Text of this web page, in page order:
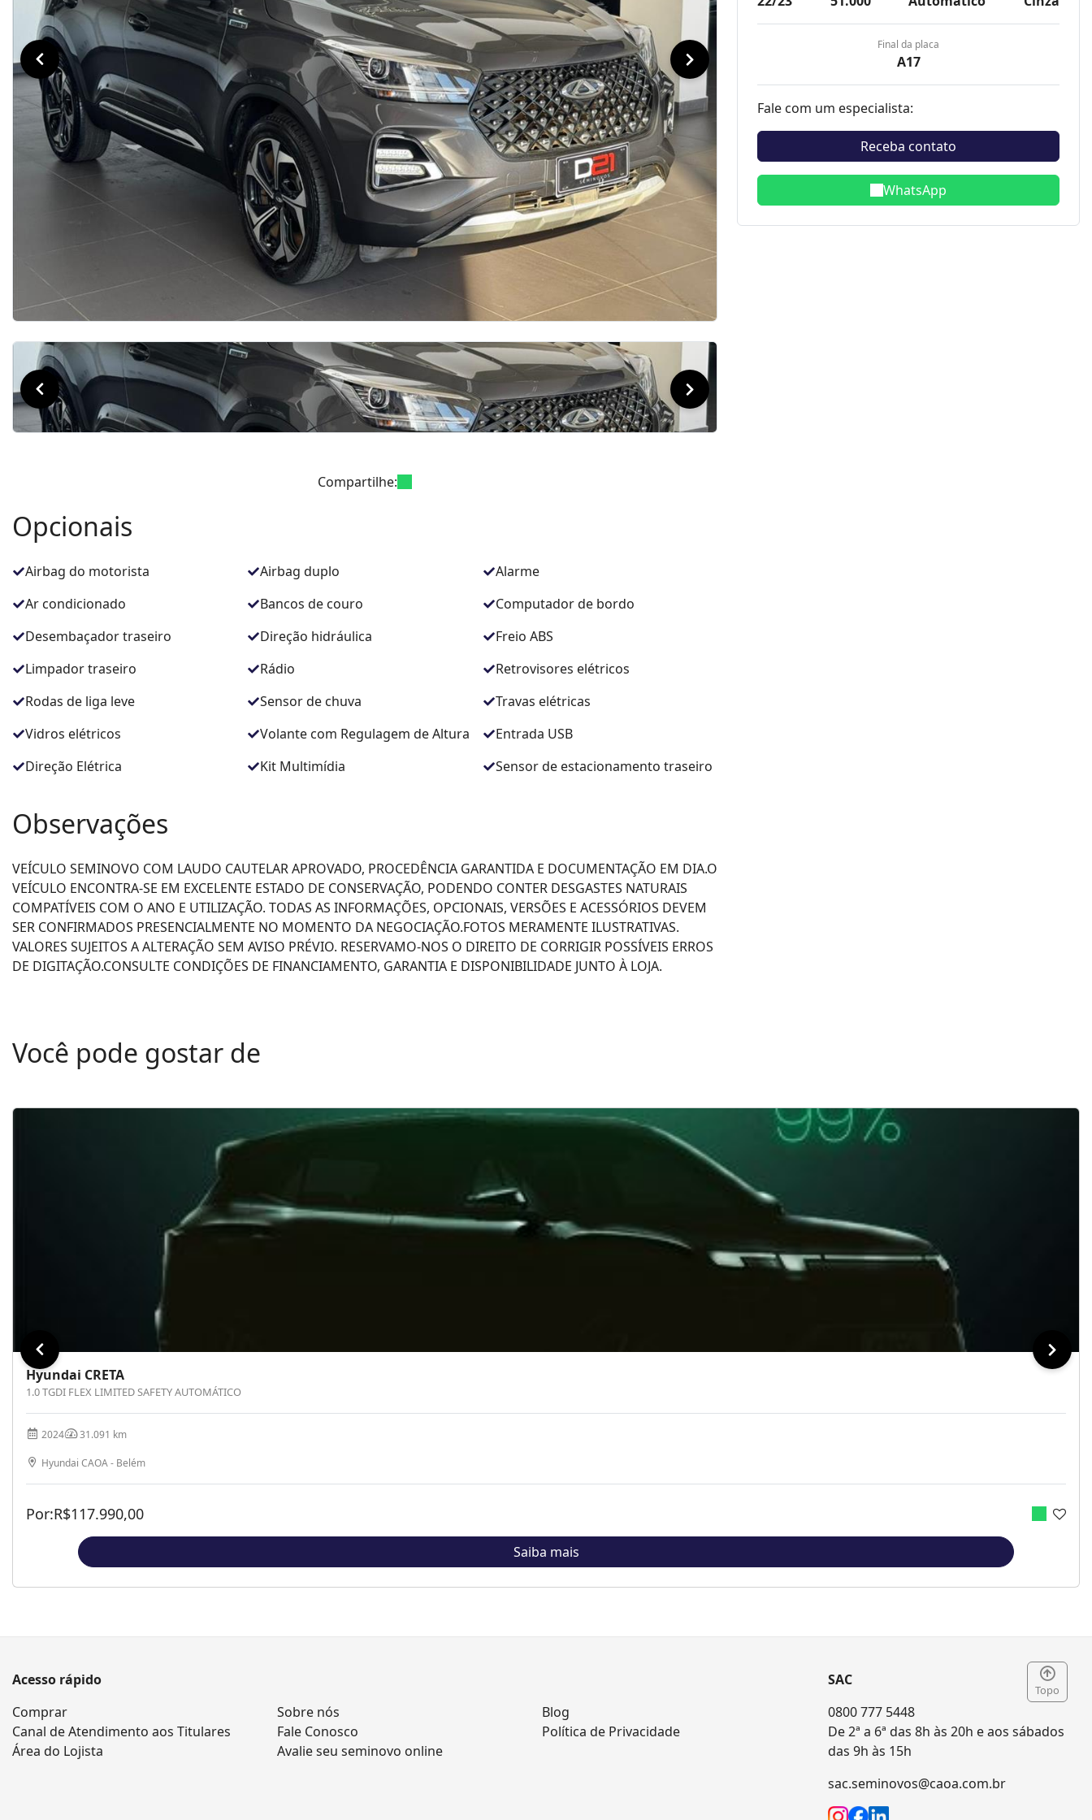
Compartilhe:
Opcionais
Airbag do motorista Airbag duplo
Alarme
Ar condicionado
Bancos de couro
Computador de bordo
Desembaçador traseiro
Direção hidráulica
Freio ABS
Limpador traseiro
Rádio
Retrovisores elétricos
Rodas de liga leve
Sensor de chuva
Travas elétricas
Vidros elétricos
Volante com Regulagem de Altura
Entrada USB
Direção Elétrica
Kit Multimídia Sensor de estacionamento traseiro
Observações
VEÍCULO SEMINOVO COM LAUDO CAUTELAR APROVADO, PROCEDÊNCIA GARANTIDA E DOCUMENTAÇÃO EM DIA.O
VEÍCULO ENCONTRA-SE EM EXCELENTE ESTADO DE CONSERVAÇÃO, PODENDO CONTER DESGASTES NATURAIS
COMPATÍVEIS COM O ANO E UTILIZAÇÃO. TODAS AS INFORMAÇÕES, OPCIONAIS, VERSÕES E ACESSÓRIOS DEVEM
SER CONFIRMADOS PRESENCIALMENTE NO MOMENTO DA NEGOCIAÇÃO.FOTOS MERAMENTE ILUSTRATIVAS.
VALORES SUJEITOS A ALTERAÇÃO SEM AVISO PRÉVIO. RESERVAMO-NOS O DIREITO DE CORRIGIR POSSÍVEIS ERROS
DE DIGITAÇÃO.CONSULTE CONDIÇÕES DE FINANCIAMENTO, GARANTIA E DISPONIBILIDADE JUNTO À LOJA.
Final da placa
A17
Fale com um especialista:
Receba contato
WhatsApp
Você pode gostar de
Hyundai CRETA
1.0 TGDI FLEX LIMITED SAFETY AUTOMÁTICO
2024 31.091 km
Hyundai CAOA - Belém
Por:R$117.990,00
Saiba mais
Topo
Acesso rápido
Comprar
Sobre nós
Blog
Canal de Atendimento aos Titulares
Fale Conosco
Política de Privacidade
Área do Lojista
Avalie seu seminovo online
SAC
0800 777 5448
De 2ª a 6ª das 8h às 20h e aos sábados
das 9h às 15h
sac.seminovos@caoa.com.br